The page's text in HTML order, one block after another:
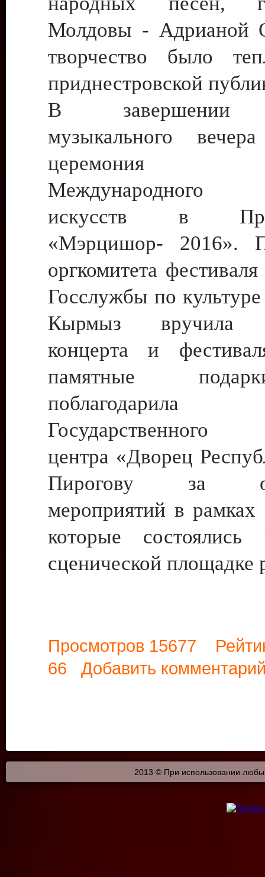
Молдовы - Адрианой
творчество было
приднестровской
В завершении
музыкального вечера
церемония
Международного
искусств в
«Мэрцишор- 2016».
оргкомитета
Госслужбы по
Кырмыз вручила
концерта и
памятные
поблагодарила
Государственного
центра «Дворец
Пирогову за
мероприятий в
которые состоялись
сценической площадке
Просмотров 15677
66 Добавить
2013 © При использовании